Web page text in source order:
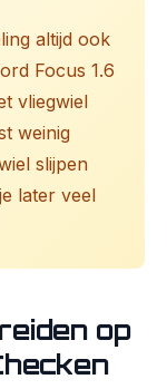
altijd ook
Focus 1.6
vliegwiel
weinig
slijpen
later veel
op